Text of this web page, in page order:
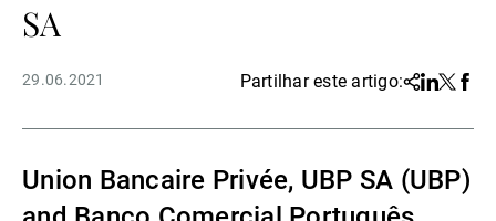
SA
29.06.2021 Partilhar este artigo:Share
Linkedin
Twitter
Union Bancaire Privée, UBP SA (UBP)